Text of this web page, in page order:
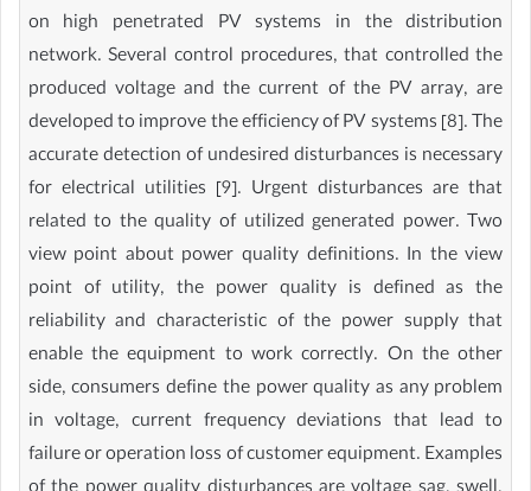
on high penetrated PV systems in the distribution
network. Several control procedures, that controlled the
produced voltage and the current of the PV array, are
developed to improve the efficiency of PV systems [8]. The
accurate detection of undesired disturbances is necessary
for electrical utilities [9]. Urgent disturbances are that
related to the quality of utilized generated power. Two
view point about power quality definitions. In the view
point of utility, the power quality is defined as the
reliability and characteristic of the power supply that
enable the equipment to work correctly. On the other
side, consumers define the power quality as any problem
in voltage, current frequency deviations that lead to
failure or operation loss of customer equipment. Examples